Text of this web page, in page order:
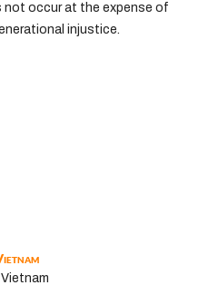
occur at the expense of
injustice.